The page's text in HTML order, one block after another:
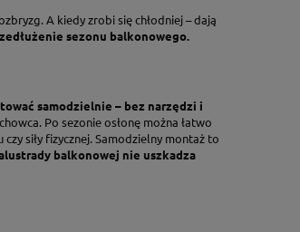
A kiedy zrobi się chłodniej – dają
sezonu balkonowego.
samodzielnie – bez narzędzi i
Po sezonie osłonę można łatwo
siły fizycznej. Samodzielny montaż to
balkonowej nie uszkadza